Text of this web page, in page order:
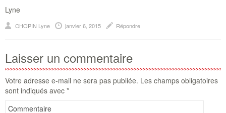
Lyne
CHOPIN Lyne janvier 6, 2015 Répondre
Laisser un commentaire
Votre adresse e-mail ne sera pas publiée. Les champs obligatoires
sont indiqués avec *